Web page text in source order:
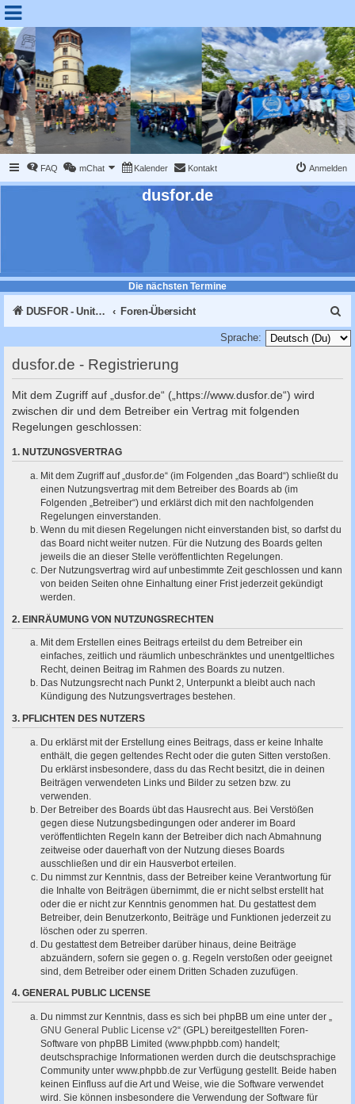
FAQ mChat Kalender Kontakt Anmelden
dusfor.de
Die nächsten Termine
DUSFOR - United Sk8 Nations :: Inline skaten in Düsseldorf Foren-Übersicht
u
h
Sprache:
dusfor.de - Registrierung
Mit dem Zugriff auf „dusfor.de“ („https://www.dusfor.de“) wird
zwischen dir und dem Betreiber ein Vertrag mit folgenden
Regelungen geschlossen:
1. NUTZUNGSVERTRAG
Mit dem Zugriff auf „dusfor.de“ (im Folgenden „das Board“) schließt du
einen Nutzungsvertrag mit dem Betreiber des Boards ab (im
Folgenden „Betreiber“) und erklärst dich mit den nachfolgenden
Regelungen einverstanden.
Wenn du mit diesen Regelungen nicht einverstanden bist, so darfst du
das Board nicht weiter nutzen. Für die Nutzung des Boards gelten
jeweils die an dieser Stelle veröffentlichten Regelungen.
Der Nutzungsvertrag wird auf unbestimmte Zeit geschlossen und kann
von beiden Seiten ohne Einhaltung einer Frist jederzeit gekündigt
werden.
2. EINRÄUMUNG VON NUTZUNGSRECHTEN
Mit dem Erstellen eines Beitrags erteilst du dem Betreiber ein
einfaches, zeitlich und räumlich unbeschränktes und unentgeltliches
Recht, deinen Beitrag im Rahmen des Boards zu nutzen.
Das Nutzungsrecht nach Punkt 2, Unterpunkt a bleibt auch nach
Kündigung des Nutzungsvertrages bestehen.
3. PFLICHTEN DES NUTZERS
Du erklärst mit der Erstellung eines Beitrags, dass er keine Inhalte
enthält, die gegen geltendes Recht oder die guten Sitten verstoßen.
Du erklärst insbesondere, dass du das Recht besitzt, die in deinen
Beiträgen verwendeten Links und Bilder zu setzen bzw. zu
verwenden.
Der Betreiber des Boards übt das Hausrecht aus. Bei Verstößen
gegen diese Nutzungsbedingungen oder anderer im Board
veröffentlichten Regeln kann der Betreiber dich nach Abmahnung
zeitweise oder dauerhaft von der Nutzung dieses Boards
ausschließen und dir ein Hausverbot erteilen.
Du nimmst zur Kenntnis, dass der Betreiber keine Verantwortung für
die Inhalte von Beiträgen übernimmt, die er nicht selbst erstellt hat
oder die er nicht zur Kenntnis genommen hat. Du gestattest dem
Betreiber, dein Benutzerkonto, Beiträge und Funktionen jederzeit zu
löschen oder zu sperren.
Du gestattest dem Betreiber darüber hinaus, deine Beiträge
abzuändern, sofern sie gegen o. g. Regeln verstoßen oder geeignet
sind, dem Betreiber oder einem Dritten Schaden zuzufügen.
4. GENERAL PUBLIC LICENSE
Du nimmst zur Kenntnis, dass es sich bei phpBB um eine unter der „
GNU General Public License v2“ (GPL) bereitgestellten Foren-
Software von phpBB Limited (www.phpbb.com) handelt;
deutschsprachige Informationen werden durch die deutschsprachige
Community unter www.phpbb.de zur Verfügung gestellt. Beide haben
keinen Einfluss auf die Art und Weise, wie die Software verwendet
wird. Sie können insbesondere die Verwendung der Software für